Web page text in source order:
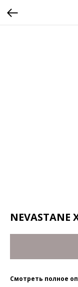
NEVASTANE
Смотреть полное